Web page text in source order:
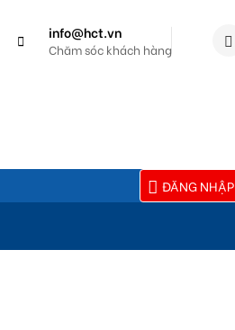
info@hct.vn
Chăm sóc khách hàng
ĐĂNG NHẬP